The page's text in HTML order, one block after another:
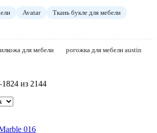
Avatar
Ткань букле для мебели
для мебели
рогожка для мебели austin
из 2144
016